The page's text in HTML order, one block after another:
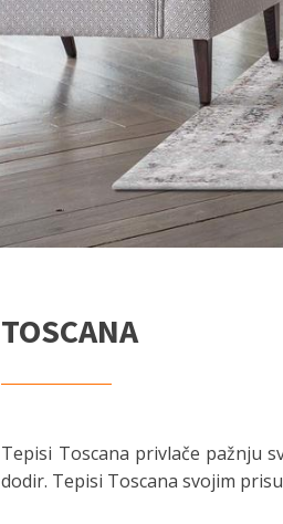
TOSCANA
Tepisi Toscana privlače pažnju
dodir. Tepisi Toscana svojim